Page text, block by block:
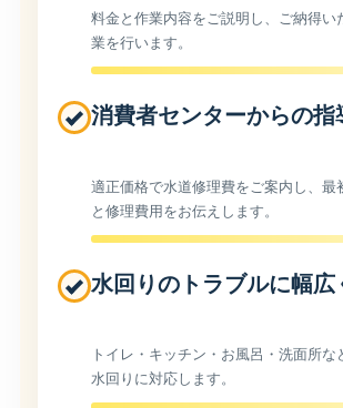
料金と作業内容をご説明し、ご納得い
業を行います。
消費者センターからの指
適正価格で水道修理費をご案内し、最
と修理費用をお伝えします。
水回りのトラブルに幅広
トイレ・キッチン・お風呂・洗面所な
水回りに対応します。